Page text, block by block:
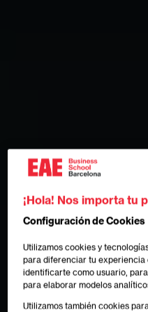
¡Hola! Nos importa tu
Configuración de Cookies
Utilizamos cookies y
para diferenciar tu experiencia
identificarte como usuario,
para elaborar modelos
Utilizamos también cookies